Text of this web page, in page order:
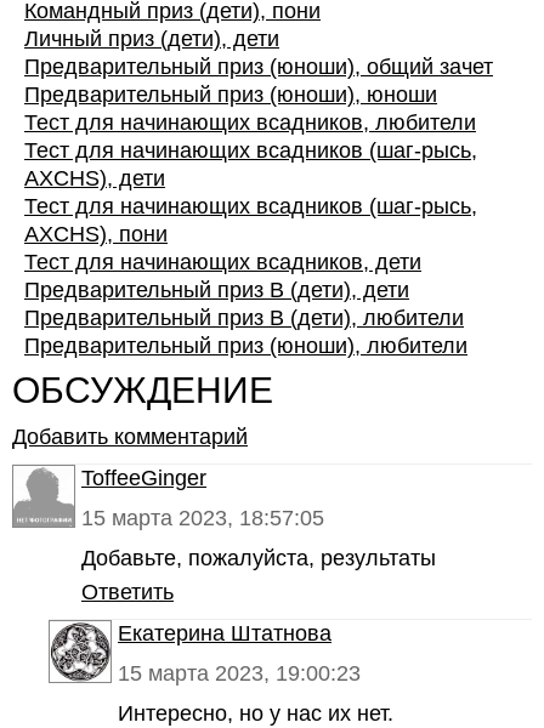
Командный приз (дети), пони
Личный приз (дети), дети
Предварительный приз (юноши), общий зачет
Предварительный приз (юноши), юноши
Тест для начинающих всадников, любители
Тест для начинающих всадников (шаг-рысь,
AXCHS), дети
Тест для начинающих всадников (шаг-рысь,
AXCHS), пони
Тест для начинающих всадников, дети
Предварительный приз В (дети), дети
Предварительный приз В (дети), любители
Предварительный приз (юноши), любители
ОБСУЖДЕНИЕ
Добавить комментарий
ToffeeGinger
15 марта 2023, 18:57:05
Добавьте, пожалуйста, результаты
Ответить
Екатерина Штатнова
15 марта 2023, 19:00:23
Интересно, но у нас их нет.